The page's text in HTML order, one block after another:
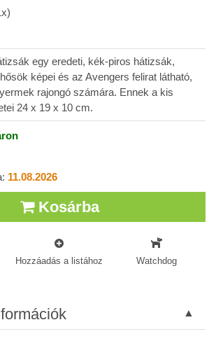
x)
egy eredeti, kék-piros hátizsák,
képei és az Avengers felirat látható,
rajongó számára. Ennek a kis
24 x 19 x 10 cm.
11.08.2026
Kosárba
Hozzáadás a listához Watchdog